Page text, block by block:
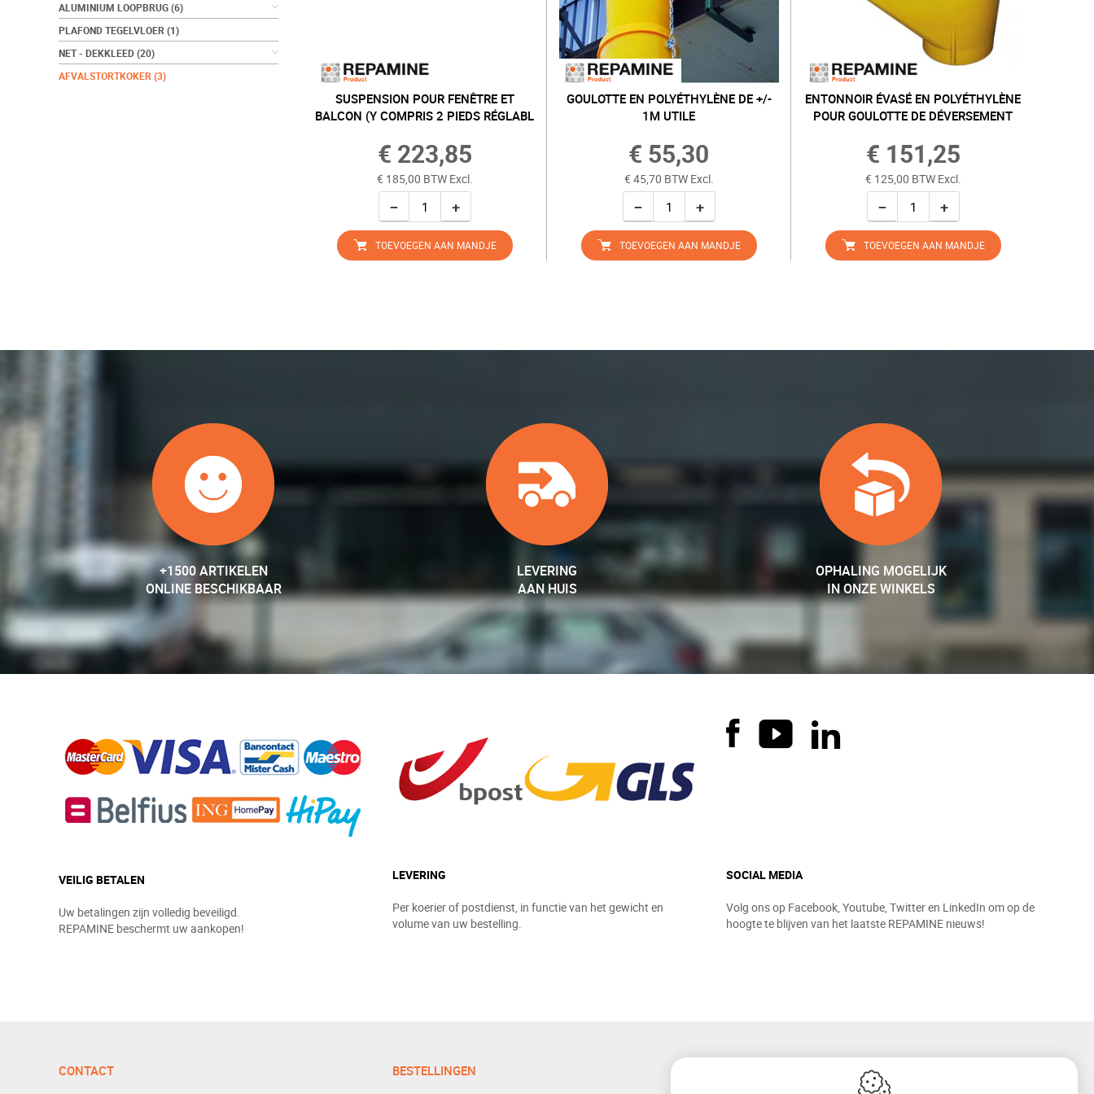
ALUMINIUM LOOPBRUG(6)
PLAFOND TEGELVLOER (1)
NET - DEKKLEED(20)
AFVALSTORTKOKER (3)
SUSPENSION POUR FENÊTRE ET
BALCON (Y COMPRIS 2 PIEDS RÉGLABL
€ 223,85
€ 185,00 BTW Excl.
− +
TOEVOEGEN AAN MANDJE
GOULOTTE EN POLYÉTHYLÈNE DE +/-
1M UTILE
€ 55,30
€ 45,70 BTW Excl.
− +
TOEVOEGEN AAN MANDJE
ENTONNOIR ÉVASÉ EN POLYÉTHYLÈNE
POUR GOULOTTE DE DÉVERSEMENT
€ 151,25
€ 125,00 BTW Excl.
− +
TOEVOEGEN AAN MANDJE
+1500 ARTIKELEN
ONLINE BESCHIKBAAR
LEVERING
AAN HUIS
OPHALING MOGELIJK
IN ONZE WINKELS
VEILIG BETALEN
Uw betalingen zijn volledig beveiligd.
REPAMINE beschermt uw aankopen!
LEVERING
Per koerier of postdienst, in functie van het gewicht en
volume van uw bestelling.
SOCIAL MEDIA
Volg ons op Facebook, Youtube, Twitter en LinkedIn om op de
hoogte te blijven van het laatste REPAMINE nieuws!
CONTACT BESTELLINGEN